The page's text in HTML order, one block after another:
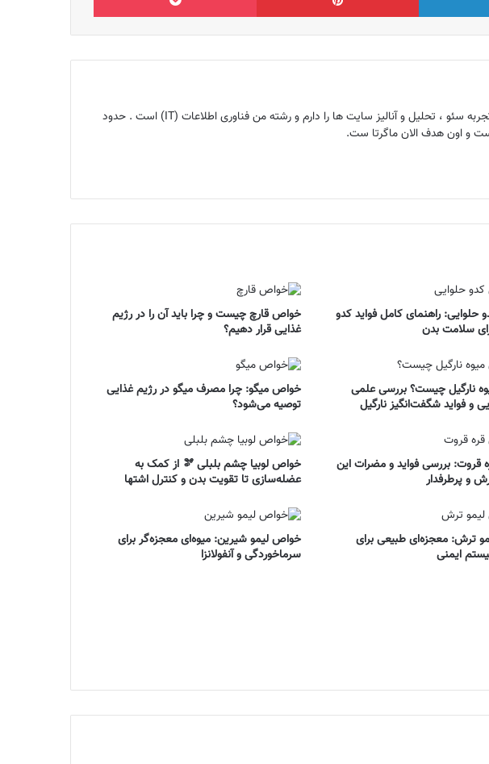
بنیانگذار مجله اینترنتی ماگرتا و متخصص سئو ، کارشناس تولید محتوا ، هم‌چنین ۱۰ سال تجربه سئو ، تحلیل و آنالیز سایت ها را دارم و رشته من فناوری اطلاعات (IT) است . حدود
راهنمای کامل فواید کدو
سلامت بدن
خواص قارچ چیست و چرا باید آن را در رژیم
غذایی قرار دهیم؟
نارگیل چیست؟ بررسی علمی
و فواید شگفت‌انگیز نارگیل
خواص میگو: چرا مصرف میگو در رژیم غذایی
توصیه می‌شود؟
قروت: بررسی فواید و مضرات این
و پرطرفدار
خواص لوبیا چشم بلبلی 🫘 از کمک به
عضله‌سازی تا تقویت بدن و کنترل اشتها
ترش: معجزه‌ای طبیعی برای
ایمنی
خواص لیمو شیرین: میوه‌ای معجزه‌گر برای
سرماخوردگی و آنفولانزا